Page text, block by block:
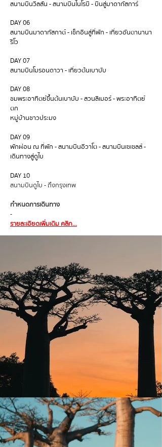
สนามบินวิลสัน - สนามบินไนโรบี - บินสู่มาดากัสการ์
DAY 06
สนามบินมาดากัสกาต์ - เช็กอินสู่ที่พัก - เที่ยวอันตานานา
ริโว
DAY 07
สนามบินโมรอนดาวา - เที่ยวต้นเบาบับ
DAY 08
ชมพระอาทิตย์ขึ้นต้นเบาบับ - สวนลีเมอร์ - พระอาทิตย์
ตก
หมู่บ้านชาวประมง
DAY 09
พักผ่อน ณ ที่พัก - สนามบินอิวาโต - สนามบินเซเชลส์ -
เดินทางสู่ดูไบ
DAY 10
สนามบินดูไบ - ถึงกรุงเทพ
กำหนดการเดินทาง
-
รายละเอียดเพิ่มเติม คลิก...